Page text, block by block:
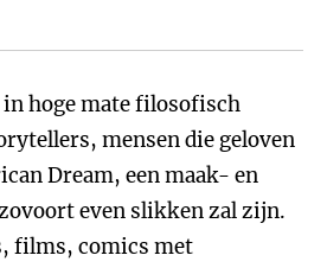
hoge mate filosofisch
mensen die geloven
Dream, een maak- en
even slikken zal zijn.
films, comics met